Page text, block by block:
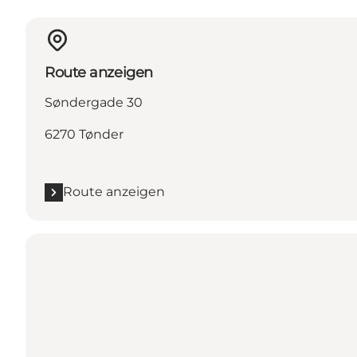
Route anzeigen
Søndergade 30
6270 Tønder
Route anzeigen